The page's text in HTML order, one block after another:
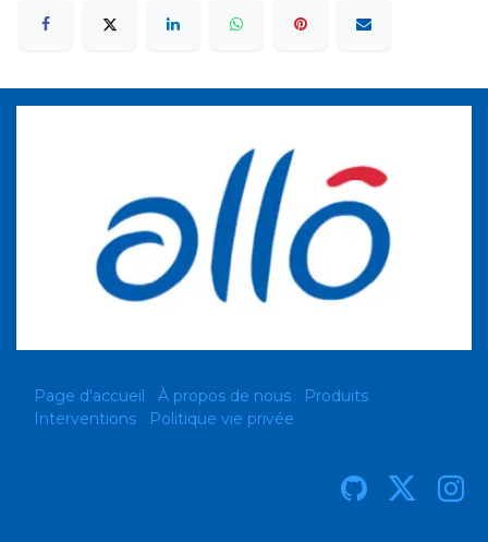
Page d'accueil À propos de nous
Produits
Interventions
Politique vie privée